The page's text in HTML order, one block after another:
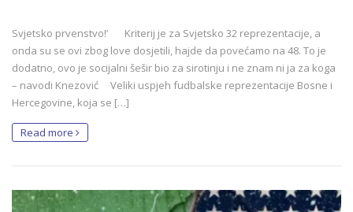
Svjetsko prvenstvo!’ Kriterij je za Svjetsko 32 reprezentacije, a
onda su se ovi zbog love dosjetili, hajde da povećamo na 48. To je
dodatno, ovo je socijalni šešir bio za sirotinju i ne znam ni ja za koga
– navodi Knezović Veliki uspjeh fudbalske reprezentacije Bosne i
Hercegovine, koja se […]
Read more